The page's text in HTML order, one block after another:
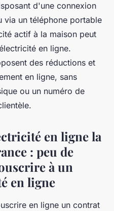
d'une connexion
via un téléphone portable
actif à la maison peut
en ligne.
des réductions et
en ligne, sans
ou un numéro de
en ligne la
: peu de
à un
en ligne
en ligne un contrat